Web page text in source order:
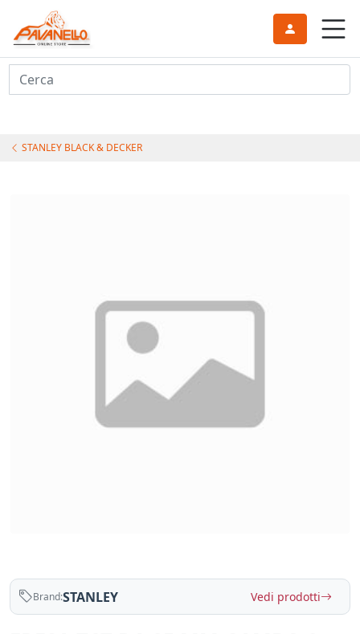
Cerca
STANLEY BLACK & DECKER
Brand:STANLEY Vedi prodotti